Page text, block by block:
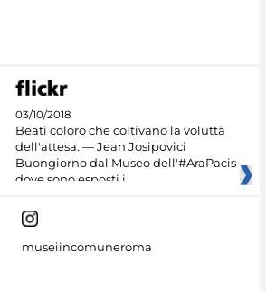
03/10/2018
Beati coloro che coltivano la voluttà
dell'attesa. — Jean Josipovici
Buongiorno dal Museo dell'#AraPacis
dove sono esposti i
museiincomuneroma